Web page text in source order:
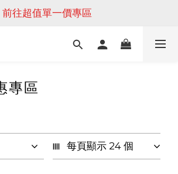
前往超值單一價專區
專區
每頁顯示 24 個